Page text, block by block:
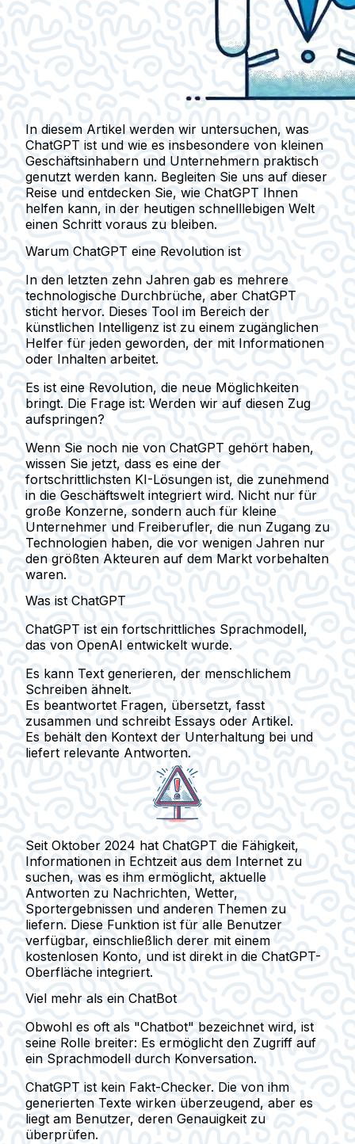
In diesem Artikel werden wir untersuchen, was
ChatGPT ist und wie es insbesondere von kleinen
Geschäftsinhabern und Unternehmern praktisch
genutzt werden kann. Begleiten Sie uns auf dieser
Reise und entdecken Sie, wie ChatGPT Ihnen
helfen kann, in der heutigen schnelllebigen Welt
einen Schritt voraus zu bleiben.
Warum ChatGPT eine Revolution ist
In den letzten zehn Jahren gab es mehrere
technologische Durchbrüche, aber ChatGPT
sticht hervor. Dieses Tool im Bereich der
künstlichen Intelligenz ist zu einem zugänglichen
Helfer für jeden geworden, der mit Informationen
oder Inhalten arbeitet.
Es ist eine Revolution, die neue Möglichkeiten
bringt. Die Frage ist: Werden wir auf diesen Zug
aufspringen?
Wenn Sie noch nie von ChatGPT gehört haben,
wissen Sie jetzt, dass es eine der
fortschrittlichsten KI-Lösungen ist, die zunehmend
in die Geschäftswelt integriert wird. Nicht nur für
große Konzerne, sondern auch für kleine
Unternehmer und Freiberufler, die nun Zugang zu
Technologien haben, die vor wenigen Jahren nur
den größten Akteuren auf dem Markt vorbehalten
waren.
Was ist ChatGPT
ChatGPT ist ein fortschrittliches Sprachmodell,
das von OpenAI entwickelt wurde.
Es kann Text generieren, der menschlichem
Schreiben ähnelt.
Es beantwortet Fragen, übersetzt, fasst
zusammen und schreibt Essays oder Artikel.
Es behält den Kontext der Unterhaltung bei und
liefert relevante Antworten.
Seit Oktober 2024 hat ChatGPT die Fähigkeit,
Informationen in Echtzeit aus dem Internet zu
suchen, was es ihm ermöglicht, aktuelle
Antworten zu Nachrichten, Wetter,
Sportergebnissen und anderen Themen zu
liefern. Diese Funktion ist für alle Benutzer
verfügbar, einschließlich derer mit einem
kostenlosen Konto, und ist direkt in die ChatGPT-
Oberfläche integriert.
Viel mehr als ein ChatBot
Obwohl es oft als "Chatbot" bezeichnet wird, ist
seine Rolle breiter: Es ermöglicht den Zugriff auf
ein Sprachmodell durch Konversation.
ChatGPT ist kein Fakt-Checker. Die von ihm
generierten Texte wirken überzeugend, aber es
liegt am Benutzer, deren Genauigkeit zu
überprüfen.